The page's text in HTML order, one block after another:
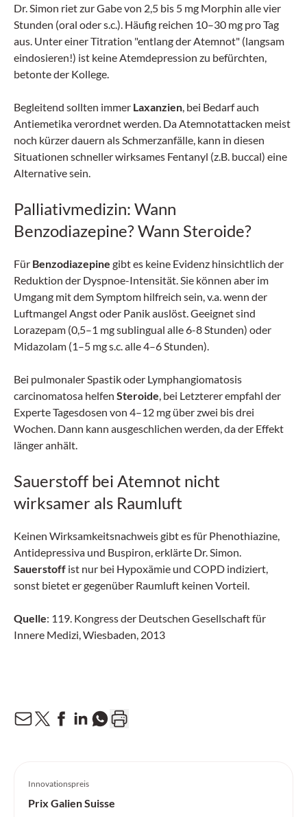
Dr. Simon riet zur Gabe von 2,5 bis 5 mg Morphin alle vier
Stunden (oral oder s.c.). Häufig reichen 10–30 mg pro Tag
aus. Unter einer Titration "entlang der Atemnot" (langsam
eindosieren!) ist keine Atemdepression zu befürchten,
betonte der Kollege.
Begleitend sollten immer Laxanzien , bei Bedarf auch
Antiemetika verordnet werden. Da Atemnotattacken meist
noch kürzer dauern als Schmerzanfälle, kann in diesen
Situationen schneller wirksames Fentanyl (z.B. buccal) eine
Alternative sein.
Palliativmedizin: Wann
Benzodiazepine? Wann Steroide?
Für Benzodiazepine gibt es keine Evidenz hinsichtlich der
Reduktion der Dyspnoe-Intensität. Sie können aber im
Umgang mit dem Symptom hilfreich sein, v.a. wenn der
Luftmangel Angst oder Panik auslöst. Geeignet sind
Lorazepam (0,5–1 mg sublingual alle 6-8 Stunden) oder
Midazolam (1–5 mg s.c. alle 4–6 Stunden).
Bei pulmonaler Spastik oder Lymphangiomatosis
carcinomatosa helfen Steroide , bei Letzterer empfahl der
Experte Tagesdosen von 4–12 mg über zwei bis drei
Wochen. Dann kann ausgeschlichen werden, da der Effekt
länger anhält.
Sauerstoff bei Atemnot nicht
wirksamer als Raumluft
Keinen Wirksamkeitsnachweis gibt es für Phenothiazine,
Antidepressiva und Buspiron, erklärte Dr. Simon.
Sauerstoff ist nur bei Hypoxämie und COPD indiziert,
sonst bietet er gegenüber Raumluft keinen Vorteil.
Quelle: 119. Kongress der Deutschen Gesellschaft für
Innere Medizi, Wiesbaden, 2013
Innovationspreis
Prix Galien Suisse